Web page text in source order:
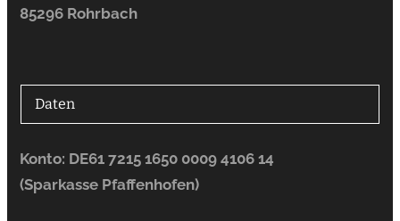
85296 Rohrbach
Daten
Konto: DE61 7215 1650 0009 4106 14
(Sparkasse Pfaffenhofen)